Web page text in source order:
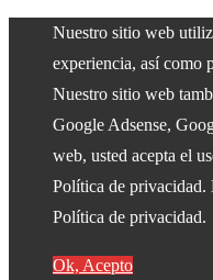
Nuestro sitio web
experiencia, así como
Nuestro sitio web
Google Adsense,
web, usted acepta el
Política de privacidad.
Política de privacidad.
Ok, Acepto